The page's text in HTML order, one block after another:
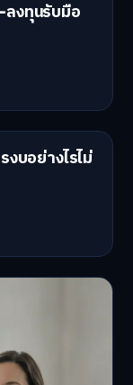
ลงทุนรับมือ
งบอย่างไรไม่
ไม่ต้องเฝ้า